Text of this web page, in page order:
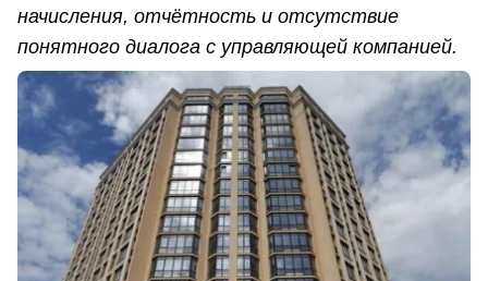
начисления, отчётность и отсутствие
понятного диалога с управляющей компанией.